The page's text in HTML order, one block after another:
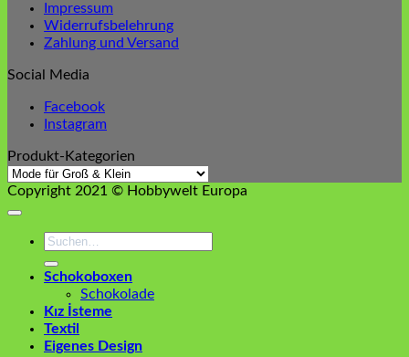
Impressum
Widerrufsbelehrung
Zahlung und Versand
Social Media
Facebook
Instagram
Produkt-Kategorien
Copyright 2021 © Hobbywelt Europa
Suchen
Schokoboxen
Schokolade
Kız İsteme
Textil
Eigenes Design